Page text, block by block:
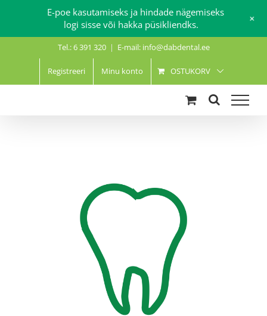
Tel.: 6 391 320 | E-mail: info@dabdental.ee
Registreeri Minu konto OSTUKORV
E-poe kasutamiseks ja hindade nägemiseks
logi sisse või hakka püsikliendks.
+